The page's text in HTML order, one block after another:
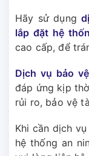
Hãy sử dụng
lắp đặt hệ
cao cấp, để
Dịch vụ bảo
đáp ứng kịp
rủi ro, bảo vệ
Khi cần dịch
hệ thống an